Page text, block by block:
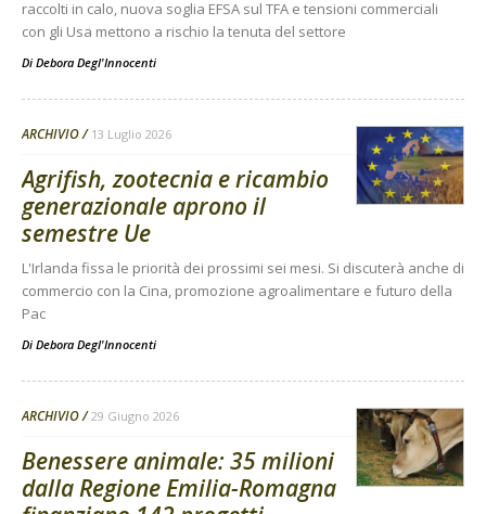
raccolti in calo, nuova soglia EFSA sul TFA e tensioni commerciali
con gli Usa mettono a rischio la tenuta del settore
Di Debora Degl'Innocenti
ARCHIVIO 13 Luglio 2026
Agrifish, zootecnia e ricambio
generazionale aprono il
semestre Ue
L'Irlanda fissa le priorità dei prossimi sei mesi. Si discuterà anche di
commercio con la Cina, promozione agroalimentare e futuro della
Pac
Di Debora Degl'Innocenti
ARCHIVIO 29 Giugno 2026
Benessere animale: 35 milioni
dalla Regione Emilia-Romagna